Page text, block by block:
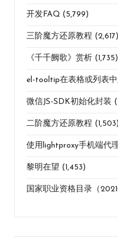
开发FAQ (5,799)
三阶魔方还原教程 (2,617)
《千千阙歌》赏析 (1,735)
el-tooltip在表格或列表
微信JS-SDK初始化封装
二阶魔方还原教程 (1,503)
使用lightproxy手机端代
黎明在望 (1,453)
国家职业资格目录（2021